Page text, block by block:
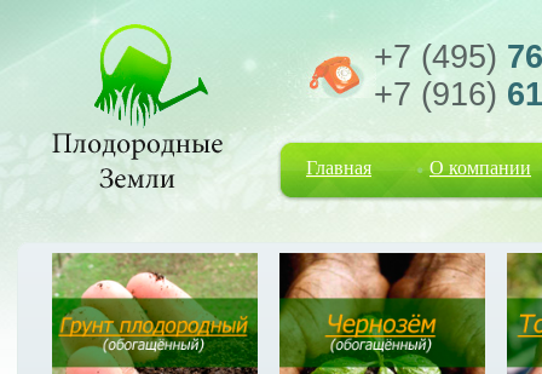
+7 (495)
+7 (916)
Главная О компании